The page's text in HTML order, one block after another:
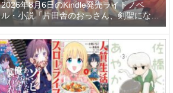
2026年8月6日のKindle発売ライトノベ
ル・小説「片田舎のおっさん、剣聖になる
11 ～ただの田舎の剣術師範だったのに、
大成した弟子たちが俺を放ってくれない件
～」「拾ったものは大切にしましょう ～
子狼に気に入られた男の転移物語～ 6巻」
「とあるおっさんのVRMMO活動記 34
巻」など